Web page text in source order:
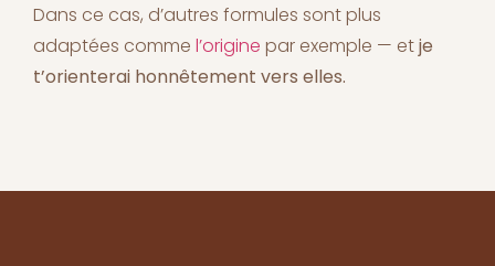
Dans ce cas, d’autres formules sont plus
adaptées comme l’origine par exemple — etje
t’orienterai honnêtement vers elles.